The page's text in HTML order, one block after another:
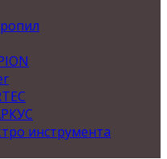
инструмента